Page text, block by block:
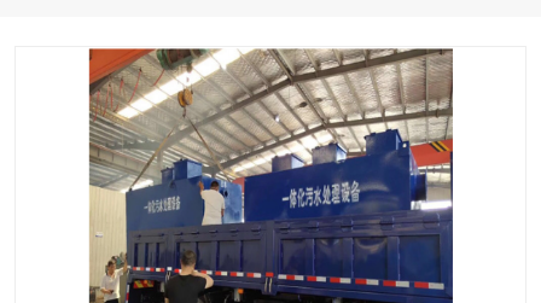
养殖污水处理设备 洗涤污水处理设备
洗车废水处理设备 实验室污水处理设备
平流式溶气气浮机 风景区旅游景点污水处理
设备
高速服务区收费站污水处 微动力生化污水处理设备